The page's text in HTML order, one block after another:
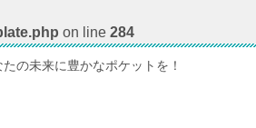
on line 284
たの未来に豊かなポケットを！